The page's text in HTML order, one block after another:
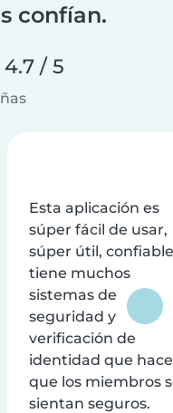
confían.
4.7 / 5
Esta aplicación es
súper fácil de usar,
súper útil,
tiene muchos
sistemas de
seguridad y
verificación de
identidad que
que los miembros
sientan seguros.